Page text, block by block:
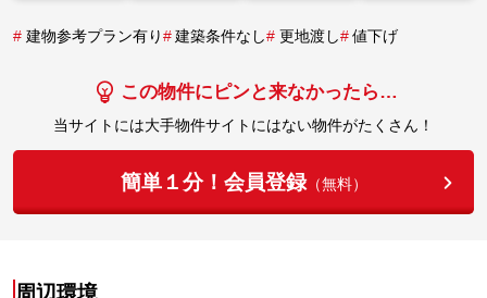
# 建物参考プラン有り# 建築条件なし# 更地渡し# 値下げ
この物件にピンと来なかったら…
当サイトには大手物件サイトにはない物件がたくさん！
簡単１分！会員登録（無料）
周辺環境